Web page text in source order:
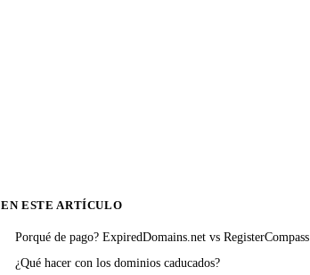
EN ESTE ARTÍCULO
Porqué de pago? ExpiredDomains.net vs RegisterCompass
¿Qué hacer con los dominios caducados?